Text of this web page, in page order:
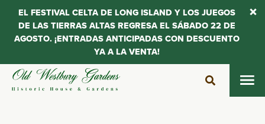
Saltar
EL FESTIVAL CELTA DE LONG ISLAND Y LOS JUEGOS
DE LAS TIERRAS ALTAS REGRESA EL SÁBADO 22 DE
AGOSTO. ¡ENTRADAS ANTICIPADAS CON DESCUENTO
YA A LA VENTA!